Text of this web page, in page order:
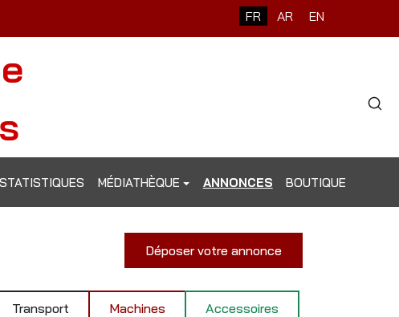
Sélectionnez votre langue
FR AR EN
Type
STATISTIQUES MÉDIATHÈQUE ANNONCES BOUTIQUE
Déposer votre annonce
Transport Machines Accessoires